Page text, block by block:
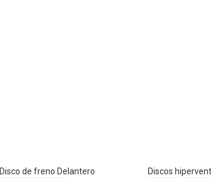
Disco de freno Delantero Discos